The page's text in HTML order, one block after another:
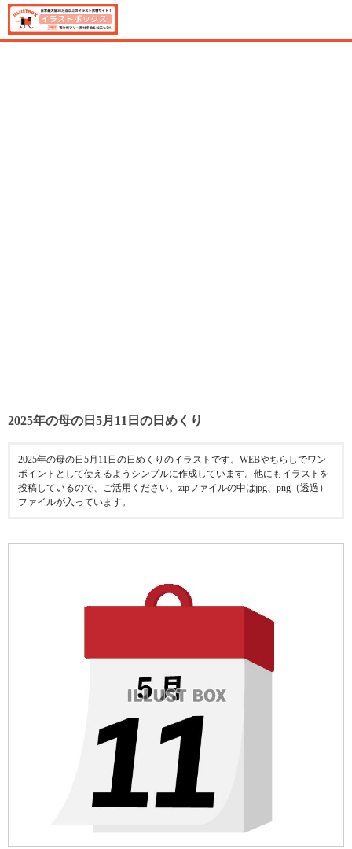
2025年の母の日5月11日の日めくり
2025年の母の日5月11日の日めくりのイラストです。WEBやちらしでワン
ポイントとして使えるようシンプルに作成しています。他にもイラストを
投稿しているので、ご活用ください。zipファイルの中はjpg、png（透過）
ファイルが入っています。